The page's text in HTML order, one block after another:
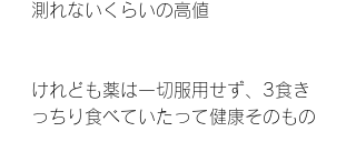
測れないくらいの高値
けれども薬は一切服用せず、3食き
っちり食べていたって健康そのもの